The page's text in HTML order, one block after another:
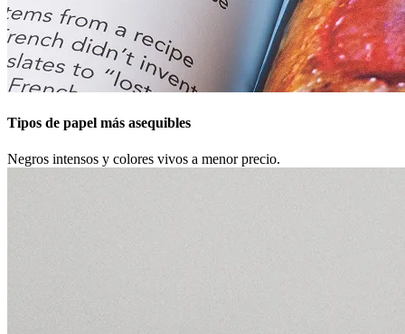
Tipos de papel más asequibles
Negros intensos y colores vivos a menor precio.